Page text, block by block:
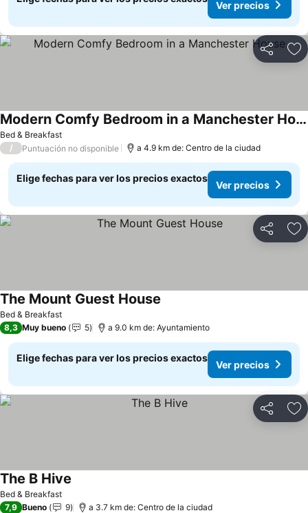
Ver precios
Compartir
Bed & Breakfast
Modern Comfy Bedroom in a Manchester House
/ Puntuación no disponible a 4.9 km de: Centro de la ciudad
Elige fechas para ver los precios exactos
Ver precios
Compartir
Bed & Breakfast
The Mount Guest House
8,3 Muy bueno 5 a 9.0 km de: Ayuntamiento
Elige fechas para ver los precios exactos
Ver precios
Compartir
Bed & Breakfast
The B Hive
7,9 Bueno 9 a 3.7 km de: Centro de la ciudad